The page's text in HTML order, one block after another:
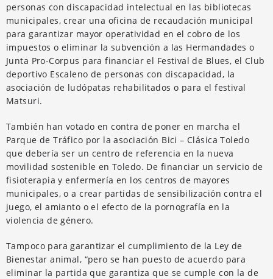
personas con discapacidad intelectual en las bibliotecas
municipales, crear una oficina de recaudación municipal
para garantizar mayor operatividad en el cobro de los
impuestos o eliminar la subvención a las Hermandades o
Junta Pro-Corpus para financiar el Festival de Blues, el Club
deportivo Escaleno de personas con discapacidad, la
asociación de ludópatas rehabilitados o para el festival
Matsuri.
También han votado en contra de poner en marcha el
Parque de Tráfico por la asociación Bici – Clásica Toledo
que debería ser un centro de referencia en la nueva
movilidad sostenible en Toledo. De financiar un servicio de
fisioterapia y enfermería en los centros de mayores
municipales, o a crear partidas de sensibilización contra el
juego, el amianto o el efecto de la pornografía en la
violencia de género.
Tampoco para garantizar el cumplimiento de la Ley de
Bienestar animal, “pero se han puesto de acuerdo para
eliminar la partida que garantiza que se cumple con la de